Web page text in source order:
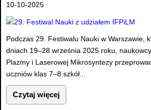
10-10-2025
Podczas 29. Festiwalu Nauki w Warszawie,
dniach 19–28 września 2025 roku,
Plazmy i Laserowej Mikrosyntezy
uczniów klas 7–8 szkół...
Czytaj więcej